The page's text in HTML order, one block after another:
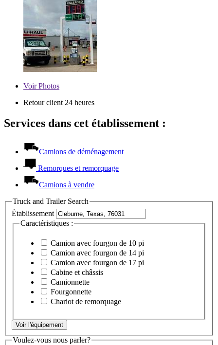
VoirPhotos
Retour client 24 heures
Services dans cet établissement :
Camions de déménagement
Remorques et remorquage
Camions à vendre
Truck and Trailer Search
Établissement
Caractéristiques :
Camion avec fourgon de 10 pi
Camion avec fourgon de 14 pi
Camion avec fourgon de 17 pi
Cabine et châssis
Camionnette
Fourgonnette
Chariot de remorquage
Voir l'équipement
Voulez-vous nous parler?